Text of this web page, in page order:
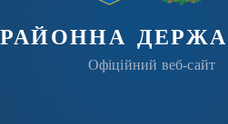
Офіційний веб-сайт